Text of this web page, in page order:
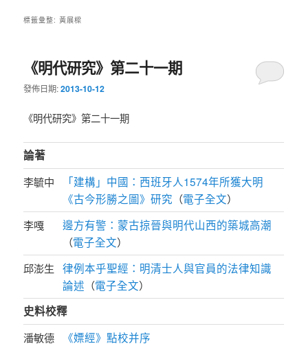
標籤彙整:黃展樑
《明代研究》第二十一期
發佈日期:2013-10-12
《明代研究》第二十一期
論著
李毓中
「建構」中國：西班牙人1574年所獲大明
《古今形勝之圖》研究 （電子全文）
李嘎
邊方有警：蒙古掠晉與明代山西的築城高潮
（電子全文）
邱澎生
律例本乎聖經：明清士人與官員的法律知識
論述 （電子全文）
史料校釋
潘敏德
《嫖經》點校并序